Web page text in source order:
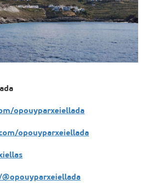
/opouyparxeiellada
/opouyparxeiellada